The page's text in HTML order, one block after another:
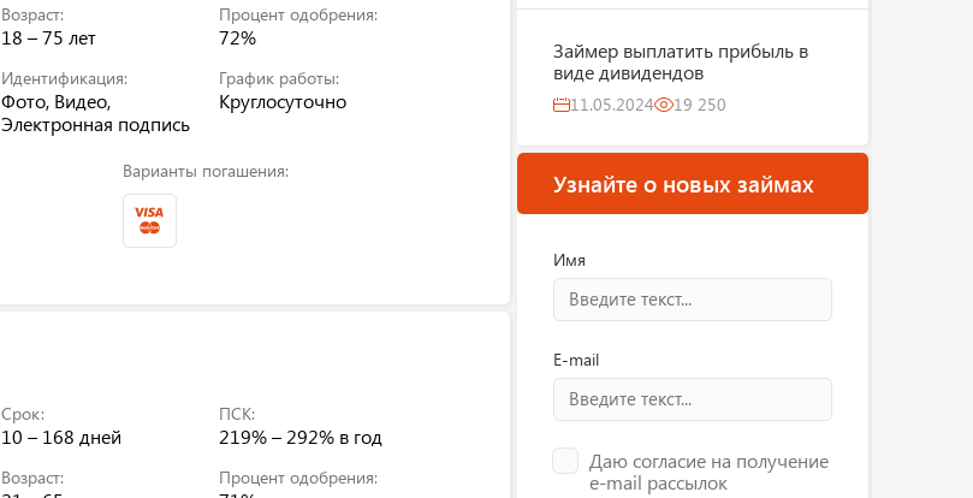
Возраст:
18 – 75 лет
Процент одобрения:
72%
Идентификация:
Фото, Видео,
Электронная подпись
График работы:
Круглосуточно
Варианты погашения:
Срок:
10 – 168 дней
ПСК:
219% – 292% в год
Возраст: Процент одобрения:
Займер выплатить прибыль в
виде дивидендов
11.05.2024 19 250
Узнайте о новых займах
Имя
E-mail
Даю согласие на получение
e-mail рассылок